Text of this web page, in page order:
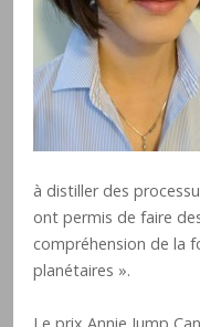
à distiller des
ont permis de faire
compréhension de la
planétaires ».
Le prix Annie Jump